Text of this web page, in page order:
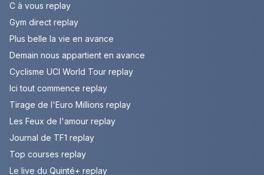
C à vous replay
Gym direct replay
Plus belle la vie en avance
Demain nous appartient en avance
Cyclisme UCI World Tour replay
Ici tout commence replay
Tirage de l'Euro Millions replay
Les Feux de l'amour replay
Journal de TF1 replay
Top courses replay
Le live du Quinté+ replay